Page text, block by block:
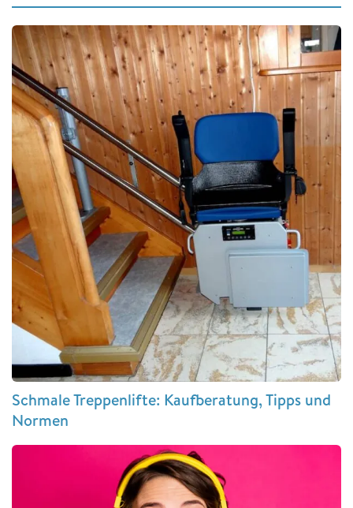
Schmale Treppenlifte: Kaufberatung, Tipps und
Normen